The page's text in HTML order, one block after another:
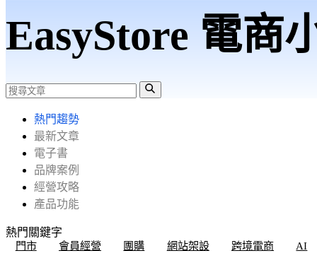
EasyStore 電商
熱門趨勢
最新文章
電子書
品牌案例
經營攻略
產品功能
熱門關鍵字
門市
會員經營 團購 網站架設 跨境電商 AI